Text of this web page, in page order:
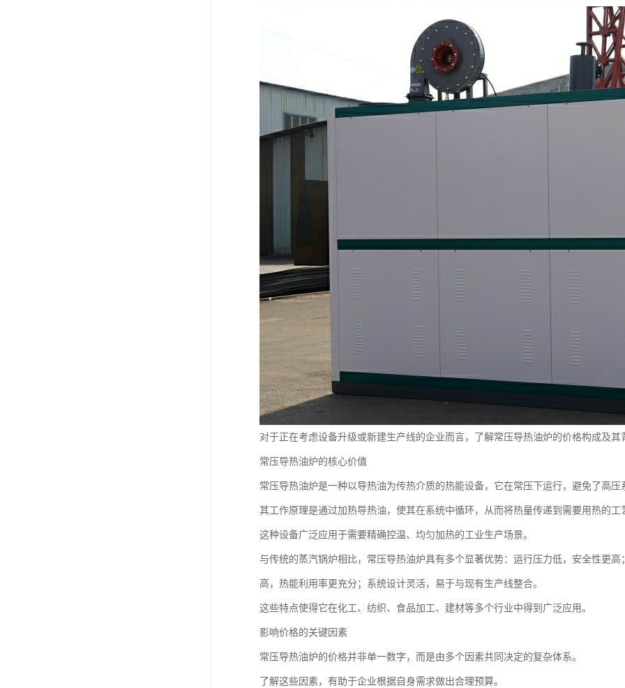
对于正在考虑设备升级或新建生产线的企业而言，了解常压导热油炉的价格构成及
常压导热油炉的核心价值
常压导热油炉是一种以导热油为传热介质的热能设备，它在常压下运行，避免了高压
其工作原理是通过加热导热油，使其在系统中循环，从而将热量传递到需要用热的工
这种设备广泛应用于需要精确控温、均匀加热的工业生产场景。
与传统的蒸汽锅炉相比，常压导热油炉具有多个显著优势：运行压力低，安全性更
高，热能利用率更充分；系统设计灵活，易于与现有生产线整合。
这些特点使得它在化工、纺织、食品加工、建材等多个行业中得到广泛应用。
影响价格的关键因素
常压导热油炉的价格并非单一数字，而是由多个因素共同决定的复杂体系。
了解这些因素，有助于企业根据自身需求做出合理预算。